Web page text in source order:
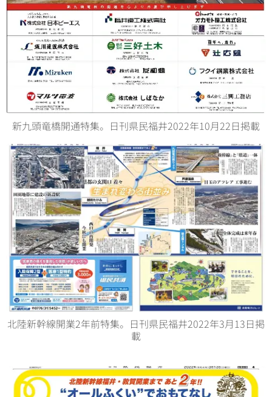
新九頭竜橋開通特集。日刊県民福井2022年10月22日掲載
北陸新幹線開業2年前特集。日刊県民福井2022年3月13日掲
載